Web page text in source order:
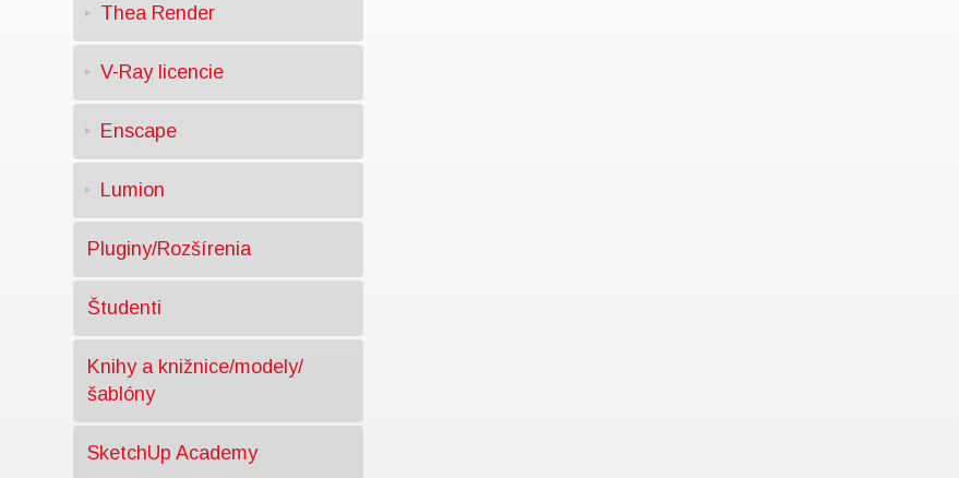
Thea Render
V-Ray licencie
Enscape
Lumion
Pluginy/Rozšírenia
Študenti
Knihy a knižnice/modely/
šablóny
SketchUp Academy